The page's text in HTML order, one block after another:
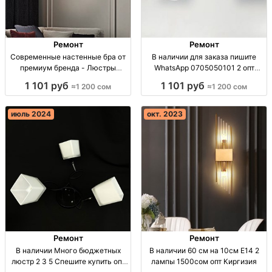
Ремонт
Современные настенные бра от
премиум бренда - Люстры
50см - 1200сом, белые 90см -
Бишкек.
1 101 руб ≈1 200 сом
Ремонт
В наличии для заказа пишите
WhatsApp 0705050101 2 опт
1 101 руб ≈1 200 сом
июль 2024
Ремонт
В наличии Много бюджетных
люстр 2 3 5 Спешите купить опт
окт. 2023
Ремонт
В наличии 60 см на 10см Е14 2
лампы 1500сом опт Киргизия